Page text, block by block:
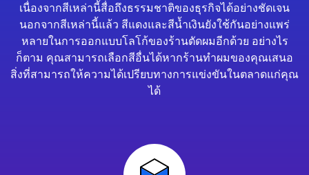
เนื่องจากสีเหล่านี้สื่อถึงธรรมชาติของธุรกิจได้อย่างชัดเจน
นอกจากสีเหล่านี้แล้ว สีแดงและสีน้ำเงินยังใช้กันอย่างแพร่
หลายในการออกแบบโลโก้ของร้านตัดผมอีกด้วย อย่างไร
ก็ตาม คุณสามารถเลือกสีอื่นได้หากร้านทำผมของคุณเสนอ
สิ่งที่สามารถให้ความได้เปรียบทางการแข่งขันในตลาดแก่คุณ
ได้